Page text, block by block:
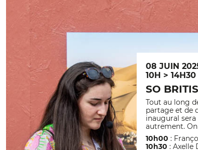
08 JUIN
10H > 14H30
SO
Tout au long
partage et de
inaugural
autrement.
10h00 :
10h30 : Axelle